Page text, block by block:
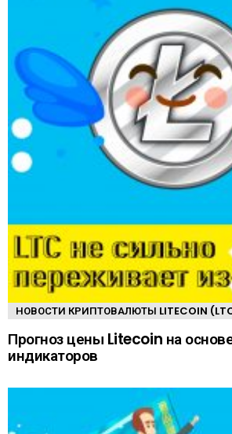
НОВОСТИ КРИПТОВАЛЮТЫ LITECOIN
Прогноз цены Litecoin на
индикаторов